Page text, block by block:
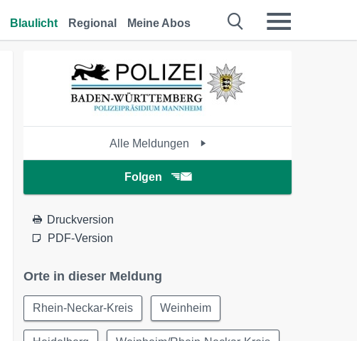
Blaulicht Regional Meine Abos
Alle Meldungen
Folgen
Druckversion
PDF-Version
Orte in dieser Meldung
Rhein-Neckar-Kreis Weinheim